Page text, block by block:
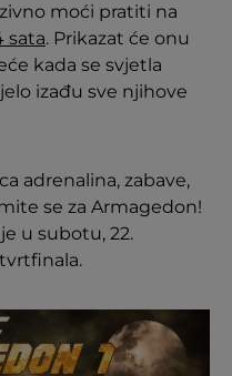
moći pratiti na
sata. Prikazat će onu
kada se svjetla
izađu sve njihove
adrenalina, zabave,
se za Armagedon!
u subotu, 22.